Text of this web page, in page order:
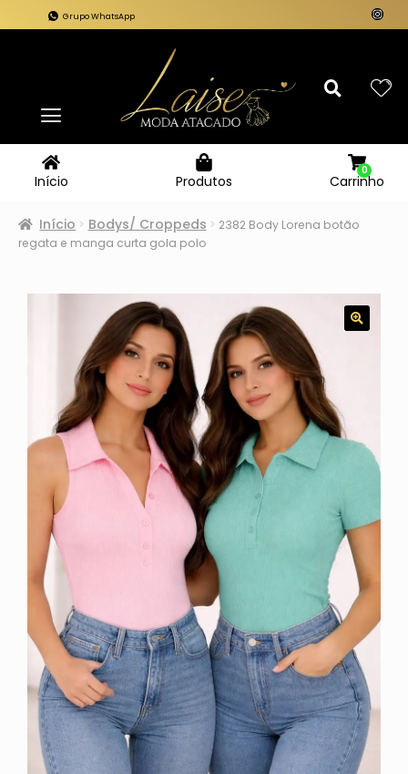
Grupo WhatsApp
Início Produtos Carrinho
0
Início Bodys/ Croppeds
2382 Body Lorena botão
regata e manga curta gola polo